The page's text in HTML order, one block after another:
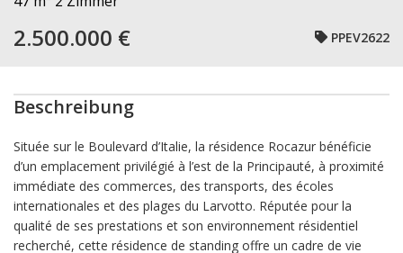
2.500.000 € PPEV2622
Beschreibung
Située sur le Boulevard d’Italie, la résidence Rocazur bénéficie
d’un emplacement privilégié à l’est de la Principauté, à proximité
immédiate des commerces, des transports, des écoles
internationales et des plages du Larvotto. Réputée pour la
qualité de ses prestations et son environnement résidentiel
recherché, cette résidence de standing offre un cadre de vie